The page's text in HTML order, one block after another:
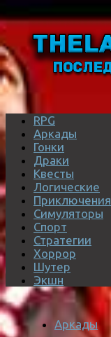
RPG
Аркады
Гонки
Драки
Квесты
Логические
Приключения
Симуляторы
Спорт
Стратегии
Хоррор
Шутер
Экшн
Аркады